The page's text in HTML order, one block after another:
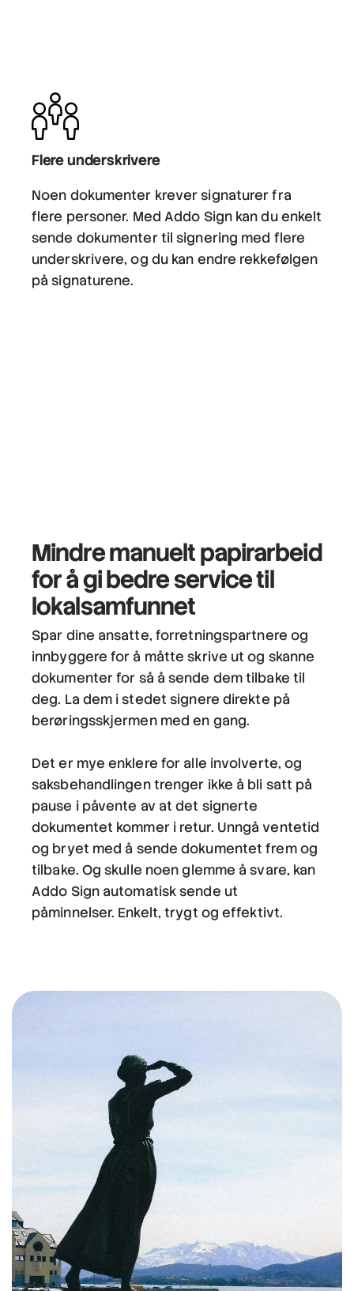
Flere underskrivere
Noen dokumenter krever signaturer fra
flere personer. Med Addo Sign kan du enkelt
sende dokumenter til signering med flere
underskrivere, og du kan endre rekkefølgen
på signaturene.
Mindre manueltpapirarbeid
for å gi bedre service til
lokalsamfunnet
Spar dine ansatte, forretningspartnere og
innbyggere for å måtte skrive ut og skanne
dokumenter for så å sende dem tilbake til
deg. La dem i stedet signere direkte på
berøringsskjermen med en gang.
Det er mye enklere for alle involverte, og
saksbehandlingen trenger ikke å bli satt på
pause i påvente av at det signerte
dokumentet kommer i retur. Unngå ventetid
og bryet med å sende dokumentet frem og
tilbake. Og skulle noen glemme å svare, kan
Addo Sign automatisk sende ut
påminnelser. Enkelt, trygt og effektivt.